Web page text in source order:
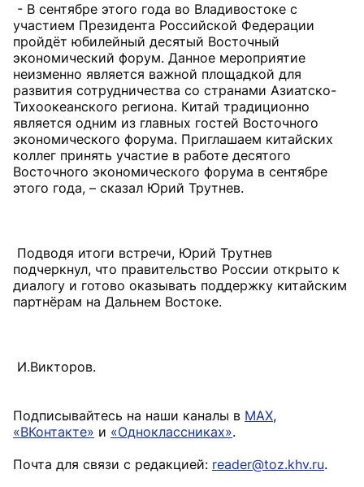
- В сентябре этого года во Владивостоке с
участием Президента Российской Федерации
пройдёт юбилейный десятый Восточный
экономический форум. Данное мероприятие
неизменно является важной площадкой для
развития сотрудничества со странами Азиатско-
Тихоокеанского региона. Китай традиционно
является одним из главных гостей Восточного
экономического форума. Приглашаем китайских
коллег принять участие в работе десятого
Восточного экономического форума в сентябре
этого года, – сказал Юрий Трутнев.
Подводя итоги встречи, Юрий Трутнев
подчеркнул, что правительство России открыто к
диалогу и готово оказывать поддержку китайским
партнёрам на Дальнем Востоке.
И.Викторов.
Подписывайтесь на наши каналы в MAX,
«ВКонтакте» и «Одноклассниках».
Почта для связи с редакцией: reader@toz.khv.ru.